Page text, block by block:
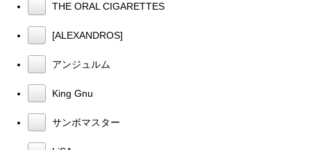
THE ORAL CIGARETTES
[ALEXANDROS]
アンジュルム
King Gnu
サンボマスター